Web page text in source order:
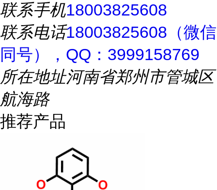
联系手机18003825608
联系电话18003825608（微信
同号），QQ：3999158769
所在地址河南省郑州市管城区
航海路
推荐产品